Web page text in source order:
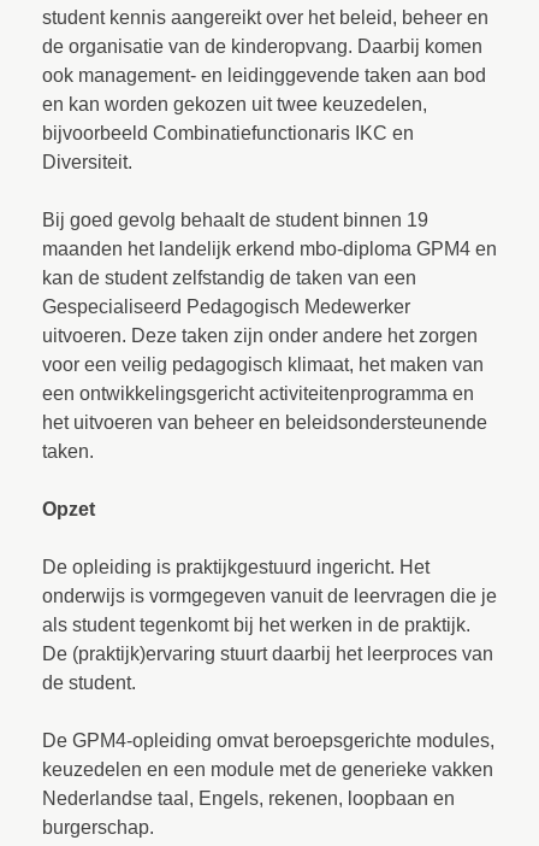
student kennis aangereikt over het beleid, beheer en
de organisatie van de kinderopvang. Daarbij komen
ook management- en leidinggevende taken aan bod
en kan worden gekozen uit twee keuzedelen,
bijvoorbeeld Combinatiefunctionaris IKC en
Diversiteit.
Bij goed gevolg behaalt de student binnen 19
maanden het landelijk erkend mbo-diploma GPM4 en
kan de student zelfstandig de taken van een
Gespecialiseerd Pedagogisch Medewerker
uitvoeren. Deze taken zijn onder andere het zorgen
voor een veilig pedagogisch klimaat, het maken van
een ontwikkelingsgericht activiteitenprogramma en
het uitvoeren van beheer en beleidsondersteunende
taken.
Opzet
De opleiding is praktijkgestuurd ingericht. Het
onderwijs is vormgegeven vanuit de leervragen die je
als student tegenkomt bij het werken in de praktijk.
De (praktijk)ervaring stuurt daarbij het leerproces van
de student.
De GPM4-opleiding omvat beroepsgerichte modules,
keuzedelen en een module met de generieke vakken
Nederlandse taal, Engels, rekenen, loopbaan en
burgerschap.